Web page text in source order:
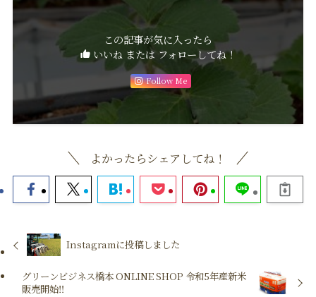
この記事が気に入ったら
いいね または フォローしてね！
Follow Me
よかったらシェアしてね！
Instagramに投稿しました
グリーンビジネス橋本 ONLINE SHOP 令和5年産新米
販売開始‼